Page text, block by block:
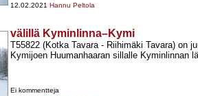
12.02.2021 Hannu Peltola
välillä Kyminlinna–Kymi
T55822 (Kotka Tavara -​ Riihimäki Tavara) on
Kymijoen Huumanhaaran sillalle Kyminlinnan
Ei kommentteja